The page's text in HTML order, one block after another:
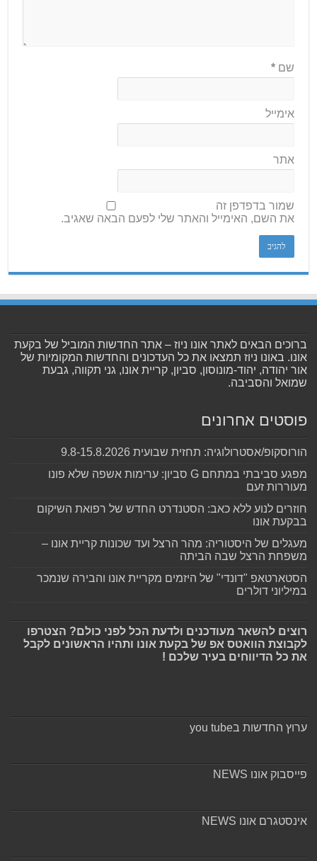
שם*
אימייל
אתר
שמור בדפדפן זה
את השם, האימייל והאתר שלי לפעם הבאה שאגיב.
ברוכים הבאים לאתר אונו ניוז – אתר החדשות המוביל של בקעת
אונו. באונו ניוז תמצאו את כל העדכונים והחדשות המקומיות של
אור יהודה, יהוד-מונוסון, סביון, קריית אונו, גני תקווה, גבעת
שמואל והסביבה.
פוסטים אחרונים
הורוסקופ/אסטרולוגיה: תחזית שבועית 9.8-15.8.2026
מפגע סביבתי במתחם G סביון: ערימות אשפה שלא פונו
מעוררות זעם
חוזרים לנוע ללא כאב: הסטנדרט החדש של רפואת השיקום
בבקעת אונו
מעגלים של היסטוריה: מהר הרצל ועד שכונות קריית אונו –
משפחת הרצל שבה הביתה
הסטארטאפ "דונדי" של היזמים מקריית אונו והבירה שנמכר
במיליוני דולרים
רוצים להשאר מעודכנים ולדעת הכל לפני כולם? הצטרפו
לקבוצת הוואטס אפ של בקעת אונו ותהיו הראשונים לקבל
את כל הדיווחים בעיר שלכם !
ערוץ החדשות בyou tube
פייסבוק אונו NEWS
אינסטגרם אונו NEWS